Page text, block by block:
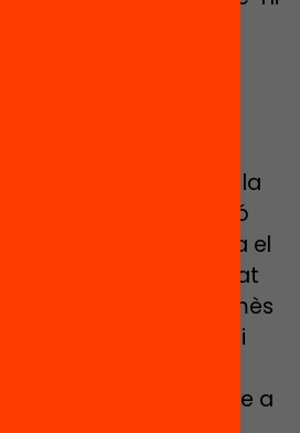
amb docents
fet que gairebé la
de més de 5.000
creades unitats de
el 9,2% han
sobre l’impacte de la
en la distribució
També apunta el
no ha aportat
addicional compromès
(384,6€ per alumne i
per alumne i
alumnat vulnerable a